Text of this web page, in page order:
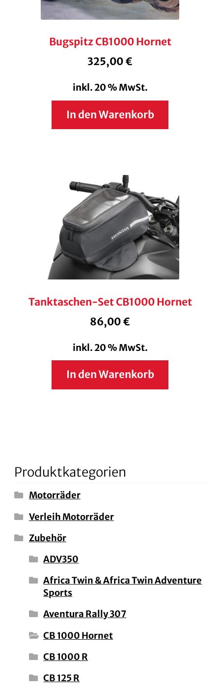
Bugspitz CB1000 Hornet
325,00€
inkl. 20 % MwSt.
In den Warenkorb
Tanktaschen-Set CB1000 Hornet
86,00€
inkl. 20 % MwSt.
In den Warenkorb
Produktkategorien
Motorräder
Verleih Motorräder
Zubehör
ADV350
Africa Twin & Africa Twin Adventure
Sports
Aventura Rally 307
CB 1000 Hornet
CB 1000 R
CB 125 R